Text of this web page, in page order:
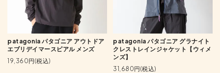
patagonia パタゴニア アウトドア
エブリデイマースピアル メンズ
19,360円(税込)
patagonia パタゴニア グラナイト
クレストレインジャケット【ウィメ
ンズ】
31,680円(税込)